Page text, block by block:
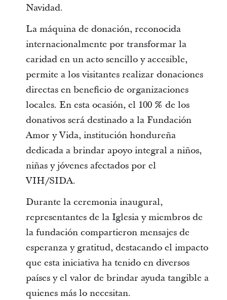
Navidad.
La máquina de donación, reconocida
internacionalmente por transformar la
caridad en un acto sencillo y accesible,
permite a los visitantes realizar donaciones
directas en beneficio de organizaciones
locales. En esta ocasión, el 100 % de los
donativos será destinado a la Fundación
Amor y Vida, institución hondureña
dedicada a brindar apoyo integral a niños,
niñas y jóvenes afectados por el
VIH/SIDA.
Durante la ceremonia inaugural,
representantes de la Iglesia y miembros de
la fundación compartieron mensajes de
esperanza y gratitud, destacando el impacto
que esta iniciativa ha tenido en diversos
países y el valor de brindar ayuda tangible a
quienes más lo necesitan.